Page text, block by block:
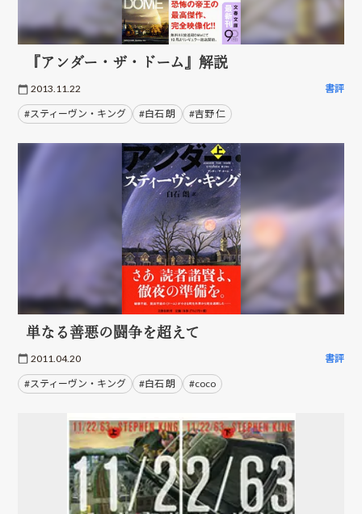
『アンダー・ザ・ドーム』解説
2013.11.22 書評
#スティーヴン・キング #白石 朗 #吉野 仁
単なる善悪の闘争を超えて
2011.04.20 書評
#スティーヴン・キング #白石 朗 #coco